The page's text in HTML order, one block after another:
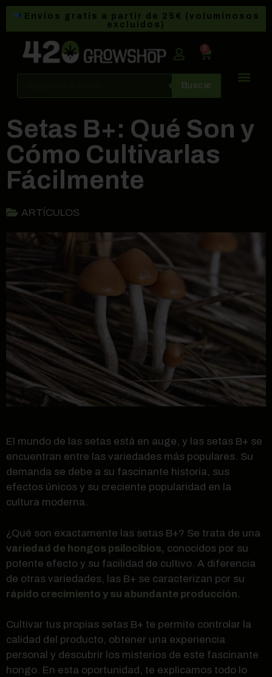
Envíos gratis a partir de 25€ (voluminosos
excluidos)
0
Buscar
Setas B+: Qué Son y
Cómo Cultivarlas
Fácilmente
ARTÍCULOS
El mundo de las setas está en auge, y las setas B+ se
encuentran entre las variedades más populares. Su
demanda se debe a su fascinante historia, sus
efectos únicos y su creciente popularidad en la
cultura moderna.
¿Qué son exactamente las setas B+? Se trata de una
variedad de hongos psilocibios, conocidos por su
potente efecto y su facilidad de cultivo. A diferencia
de otras variedades, las B+ se caracterizan por su
rápido crecimiento y su abundante producción.
Cultivar tus propias setas B+ te permite controlar la
calidad del producto, obtener una experiencia
personal y descubrir los misterios de este fascinante
hongo. En esta oportunidad, te explicamos todo lo